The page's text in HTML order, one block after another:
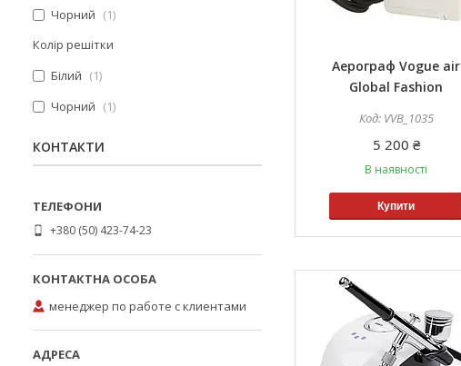
Аерограф Vogue air
Global Fashion
VVB_1035
5 200 ₴
В наявності
Купити
Чорний
1
Колір решітки
Білий
1
Чорний
1
КОНТАКТИ
+380 (50) 423-74-23
менеджер по работе с клиентами